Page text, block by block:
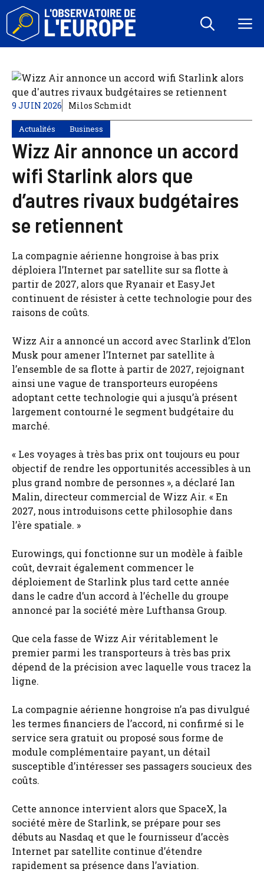
Aller
contenu
9 JUIN 2026 Milos Schmidt
Actualités Business
Wizz Air annonce un accord
wifi Starlink alors que
d’autres rivaux budgétaires
se retiennent
La compagnie aérienne hongroise à bas prix
déploiera l’Internet par satellite sur sa flotte à
partir de 2027, alors que Ryanair et EasyJet
continuent de résister à cette technologie pour des
raisons de coûts.
Wizz Air a annoncé un accord avec Starlink d’Elon
Musk pour amener l’Internet par satellite à
l’ensemble de sa flotte à partir de 2027, rejoignant
ainsi une vague de transporteurs européens
adoptant cette technologie qui a jusqu’à présent
largement contourné le segment budgétaire du
marché.
« Les voyages à très bas prix ont toujours eu pour
objectif de rendre les opportunités accessibles à un
plus grand nombre de personnes », a déclaré Ian
Malin, directeur commercial de Wizz Air. « En
2027, nous introduisons cette philosophie dans
l’ère spatiale. »
Eurowings, qui fonctionne sur un modèle à faible
coût, devrait également commencer le
déploiement de Starlink plus tard cette année
dans le cadre d’un accord à l’échelle du groupe
annoncé par la société mère Lufthansa Group.
Que cela fasse de Wizz Air véritablement le
premier parmi les transporteurs à très bas prix
dépend de la précision avec laquelle vous tracez la
ligne.
La compagnie aérienne hongroise n’a pas divulgué
les termes financiers de l’accord, ni confirmé si le
service sera gratuit ou proposé sous forme de
module complémentaire payant, un détail
susceptible d’intéresser ses passagers soucieux des
coûts.
Cette annonce intervient alors que SpaceX, la
société mère de Starlink, se prépare pour ses
débuts au Nasdaq et que le fournisseur d’accès
Internet par satellite continue d’étendre
rapidement sa présence dans l’aviation.